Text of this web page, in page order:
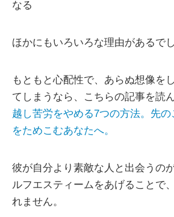
なる
ほかにもいろいろな理由があるでし
もともと心配性で、あらぬ想像を
てしまうなら、こちらの記事を読
越し苦労をやめる7つの方法。先
をためこむあなたへ。
彼が自分より素敵な人と出会うの
ルフエスティームをあげることで
れません。